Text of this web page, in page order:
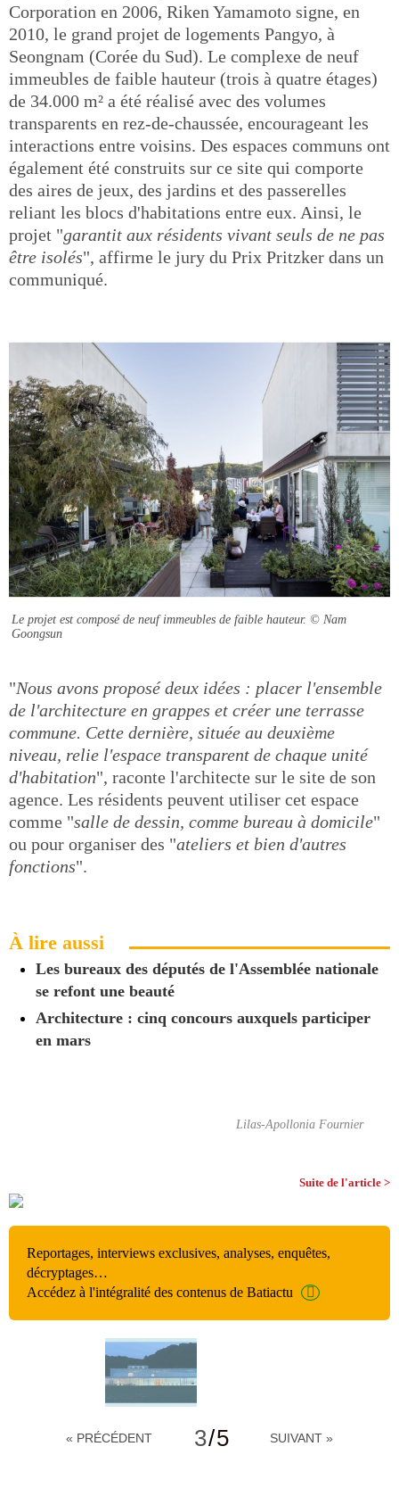
Corporation en 2006, Riken Yamamoto signe, en
2010, le grand projet de logements Pangyo, à
Seongnam (Corée du Sud). Le complexe de neuf
immeubles de faible hauteur (trois à quatre étages)
de 34.000 m² a été réalisé avec des volumes
transparents en rez-de-chaussée, encourageant les
interactions entre voisins. Des espaces communs ont
également été construits sur ce site qui comporte
des aires de jeux, des jardins et des passerelles
reliant les blocs d'habitations entre eux. Ainsi, le
projet "garantit aux résidents vivant seuls de ne pas
être isolés", affirme le jury du Prix Pritzker dans un
communiqué.
Le projet est composé de neuf immeubles de faible hauteur. © Nam
Goongsun
"Nous avons proposé deux idées : placer l'ensemble
de l'architecture en grappes et créer une terrasse
commune. Cette dernière, située au deuxième
niveau, relie l'espace transparent de chaque unité
d'habitation", raconte l'architecte sur le site de son
agence. Les résidents peuvent utiliser cet espace
comme "salle de dessin, comme bureau à domicile"
ou pour organiser des "ateliers et bien d'autres
fonctions".
À lire aussi
Les bureaux des députés de l'Assemblée nationale
se refont une beauté
Architecture : cinq concours auxquels participer
en mars
Lilas-Apollonia Fournier
Suite de l'article >
Reportages, interviews exclusives, analyses, enquêtes,
décryptages…
Accédez à l'intégralité des contenus de Batiactu
« PRÉCÉDENT 3/5 SUIVANT »